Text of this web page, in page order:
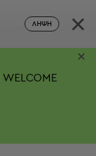
ΛΉΨΗ ×
WELCOME
×